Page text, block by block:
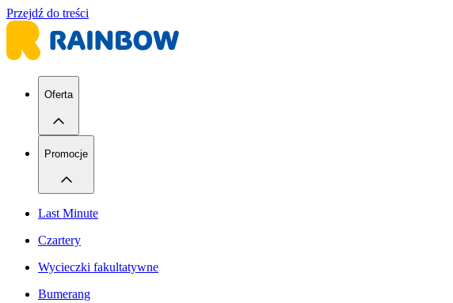
Przejdź do treści
Oferta
Promocje
Last Minute
Czartery
Wycieczki fakultatywne
Bumerang